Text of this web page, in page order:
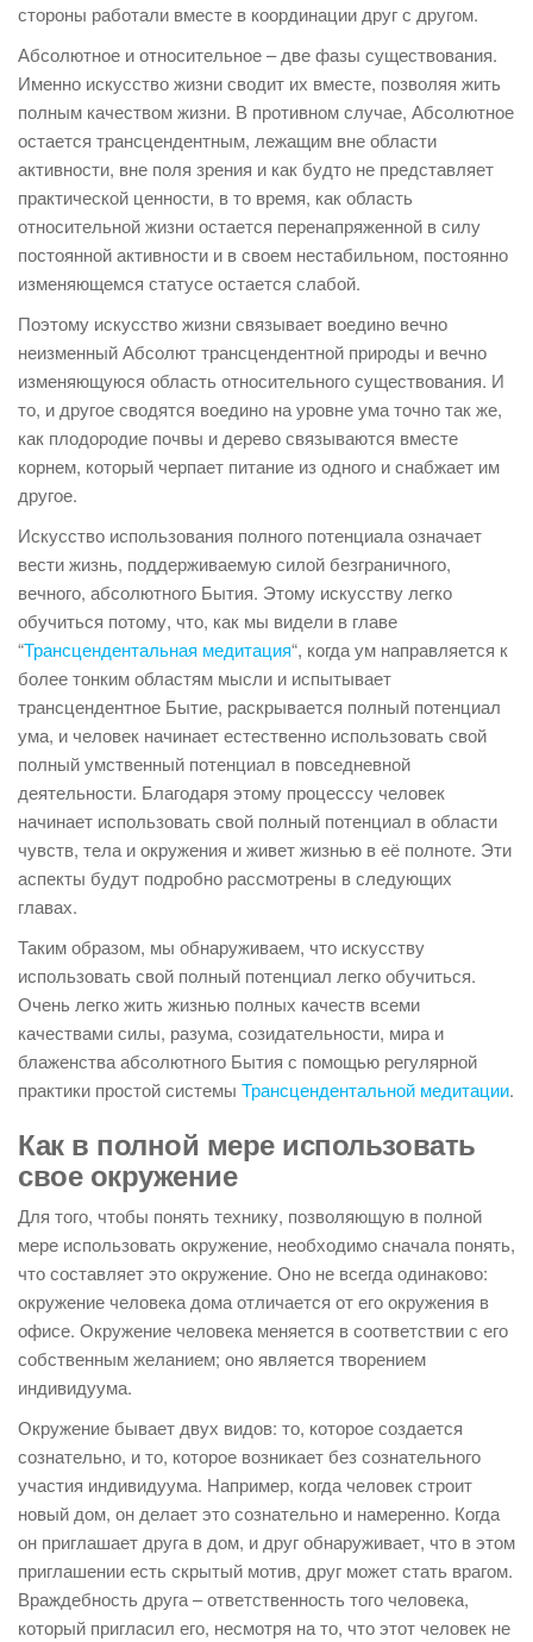
стороны работали вместе в координации друг с другом.
Абсолютное и относительное – две фазы существования.
Именно искусство жизни сводит их вместе, позволяя жить
полным качеством жизни. В противном случае, Абсолютное
остается трансцендентным, лежащим вне области
активности, вне поля зрения и как будто не представляет
практической ценности, в то время, как область
относительной жизни остается перенапряженной в силу
постоянной активности и в своем нестабильном, постоянно
изменяющемся статусе остается слабой.
Поэтому искусство жизни связывает воедино вечно
неизменный Абсолют трансцендентной природы и вечно
изменяющуюся область относительного существования. И
то, и другое сводятся воедино на уровне ума точно так же,
как плодородие почвы и дерево связываются вместе
корнем, который черпает питание из одного и снабжает им
другое.
Искусство использования полного потенциала означает
вести жизнь, поддерживаемую силой безграничного,
вечного, абсолютного Бытия. Этому искусству легко
обучиться потому, что, как мы видели в главе
“Трансцендентальная медитация“, когда ум направляется к
более тонким областям мысли и испытывает
трансцендентное Бытие, раскрывается полный потенциал
ума, и человек начинает естественно использовать свой
полный умственный потенциал в повседневной
деятельности. Благодаря этому процесссу человек
начинает использовать свой полный потенциал в области
чувств, тела и окружения и живет жизнью в её полноте. Эти
аспекты будут подробно рассмотрены в следующих
главах.
Таким образом, мы обнаруживаем, что искусству
использовать свой полный потенциал легко обучиться.
Очень легко жить жизнью полных качеств всеми
качествами силы, разума, созидательности, мира и
блаженства абсолютного Бытия с помощью регулярной
практики простой системы Трансцендентальной медитации.
Как в полной мере использовать
свое окружение
Для того, чтобы понять технику, позволяющую в полной
мере использовать окружение, необходимо сначала понять,
что составляет это окружение. Оно не всегда одинаково:
окружение человека дома отличается от его окружения в
офисе. Окружение человека меняется в соответствии с его
собственным желанием; оно является творением
индивидуума.
Окружение бывает двух видов: то, которое создается
сознательно, и то, которое возникает без сознательного
участия индивидуума. Например, когда человек строит
новый дом, он делает это сознательно и намеренно. Когда
он приглашает друга в дом, и друг обнаруживает, что в этом
приглашении есть скрытый мотив, друг может стать врагом.
Враждебность друга – ответственность того человека,
который пригласил его, несмотря на то, что этот человек не